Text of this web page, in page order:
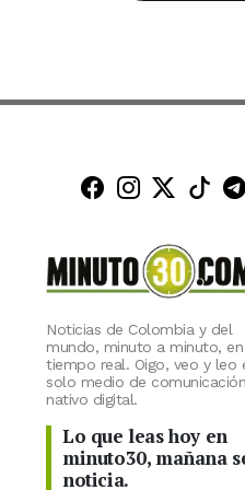
Minuto30 en
Noticias de Colombia y del
mundo, minuto a minuto, en
tiempo real. Oigo, veo y leo
solo medio de comunicación
nativo digital.
Lo que leas hoy en
minuto30, mañana
noticia.